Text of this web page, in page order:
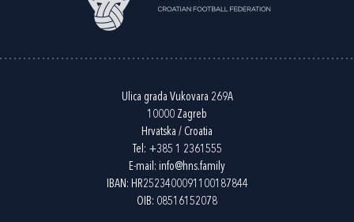
Ulica grada Vukovara 269A
10000 Zagreb
Hrvatska / Croatia
Tel: +385 1 2361555
E-mail: info@hns.family
IBAN: HR2523400091100187844
OIB: 08516152078